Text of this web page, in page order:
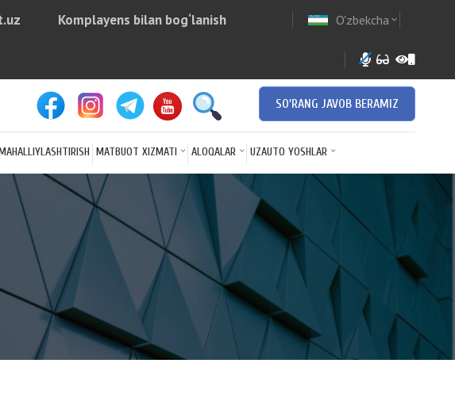
arrow
Komplayens bilan bog‘lanish O'zbekcha expand_more
SO'RANG JAVOB BERAMIZ
MATBUOT XIZMATI ALOQALAR UZAUTO YOSHLAR